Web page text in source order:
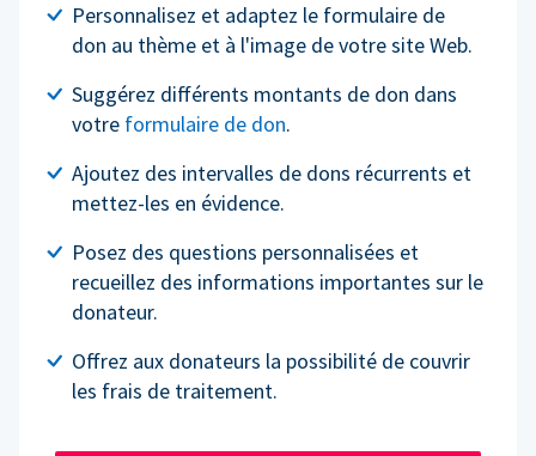
Personnalisez et adaptez le formulaire de
don au thème et à l'image de votre site Web.
Suggérez différents montants de don dans
votre formulaire de don.
Ajoutez des intervalles de dons récurrents et
mettez-les en évidence.
Posez des questions personnalisées et
recueillez des informations importantes sur le
donateur.
Offrez aux donateurs la possibilité de couvrir
les frais de traitement.